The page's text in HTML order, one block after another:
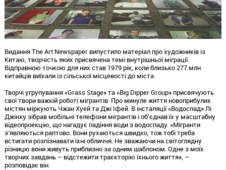
Видання The Art Newspaper випустило матеріал про художників із
Китаю, творчість яких присвячена темі внутрішньої міграції.
Відправною точкою для них став 1979 рік, коли близько 277 млн
китайців виїхали із сільської місцевості до міста.
Творчі угрупування «Grass Stage» та «Big Dipper Group» присвячують
свої твори важкій роботі мігрантів. Про минуле життя новоприбулих
містян міркують Чжан Хуей та Джі Іфей. В інсталяції «Водоспад» Лі
Джінху зібрав мобільні телефони мігрантів і об’єднав їх у масштабну
відеопроекцію, що нагадує падіння води з водоспаду. «Мігранти
з’являються раптово. Вони рухаються швидко, тож тобі треба
встигати розпізнавати їхні обличчя. Не зважаючи на світоглядну
різницю вони живуть приблизно за одним шаблоном. Одне з моїх
творчих завдань – відстежити траєкторію їхнього життя», –
розповідає він.